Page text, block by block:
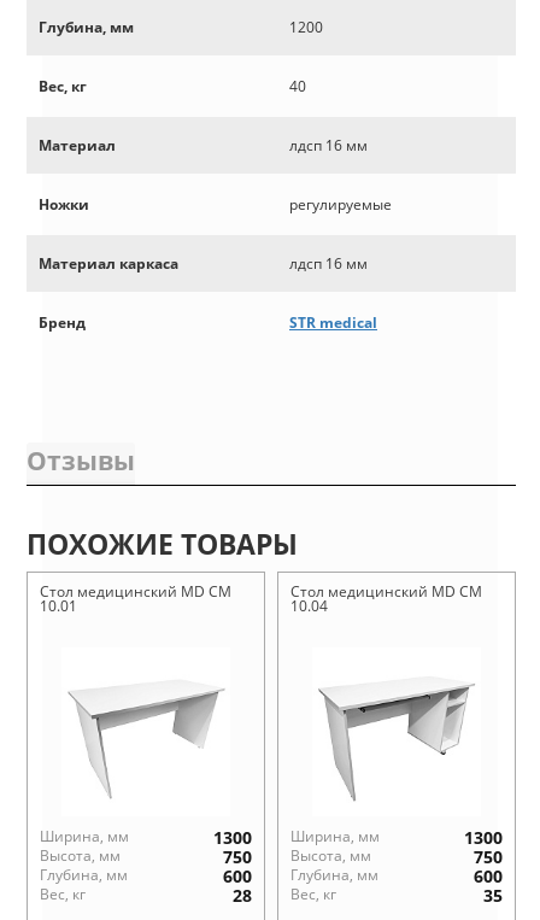
Глубина, мм 1200
Вес, кг 40
Материал лдсп 16 мм
Ножки регулируемые
Материал каркаса лдсп 16 мм
Бренд STR medical
Отзывы
ПОХОЖИЕ ТОВАРЫ
Стол медицинский MD СМ
10.01
Ширина, мм 1300
Высота, мм 750
Глубина, мм 600
Вес, кг 28
Стол медицинский MD СМ
10.04
Ширина, мм 1300
Высота, мм 750
Глубина, мм 600
Вес, кг 35